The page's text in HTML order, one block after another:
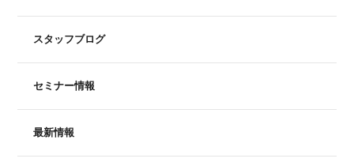
スタッフブログ
セミナー情報
最新情報